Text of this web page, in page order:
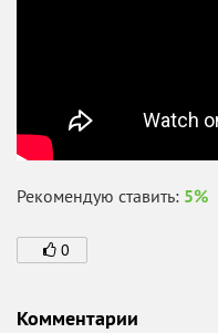
Рекомендую ставить: 5%
0
Комментарии